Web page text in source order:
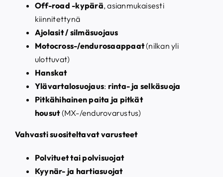
Off-road -kypärä, asianmukaisesti
kiinnitettynä
Ajolasit / silmäsuojaus
Motocross-/endurosaappaat(nilkan yli
ulottuvat)
Hanskat
Ylävartalosuojaus: rinta- ja selkäsuoja
Pitkähihainen paita ja pitkät
housut(MX-/endurovarustus)
Vahvasti suositeltavat varusteet
Polvituet tai polvisuojat
Kyynär- ja hartiasuojat